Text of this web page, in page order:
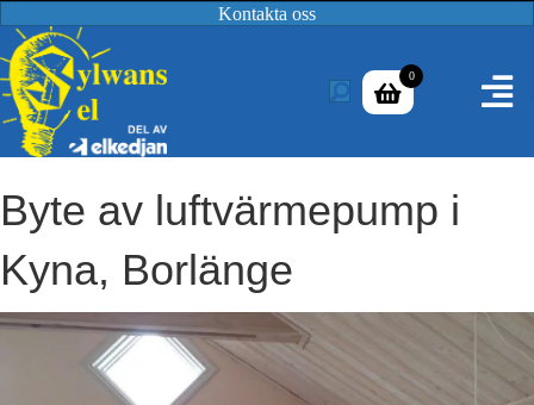
Kontakta oss
0
Byte av luftvärmepump i
Kyna, Borlänge